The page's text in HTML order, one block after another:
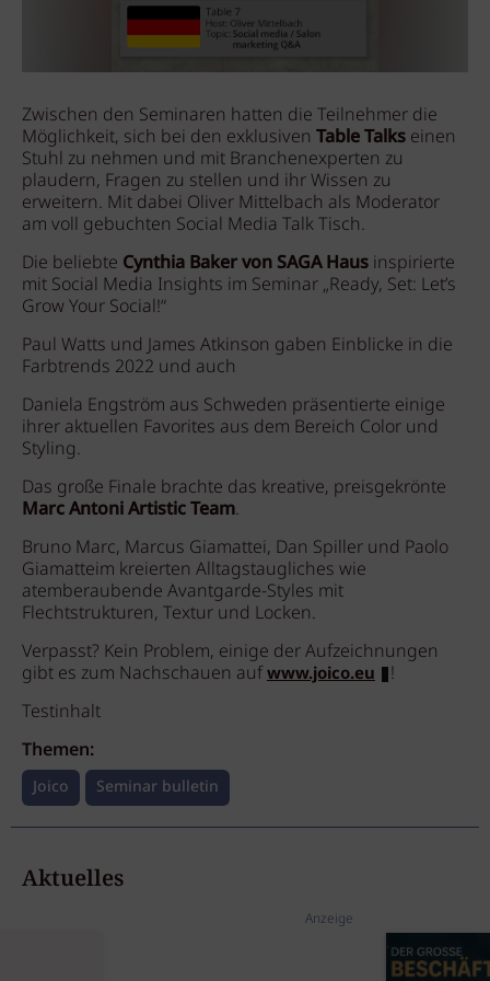
Zwischen den Seminaren hatten die Teilnehmer die
Möglichkeit, sich bei den exklusiven Table Talks einen
Stuhl zu nehmen und mit Branchenexperten zu
plaudern, Fragen zu stellen und ihr Wissen zu
erweitern. Mit dabei Oliver Mittelbach als Moderator
am voll gebuchten Social Media Talk Tisch.
Die beliebte Cynthia Baker von SAGA Haus inspirierte
mit Social Media Insights im Seminar „Ready, Set: Let’s
Grow Your Social!“
Paul Watts und James Atkinson gaben Einblicke in die
Farbtrends 2022 und auch
Daniela Engström aus Schweden präsentierte einige
ihrer aktuellen Favorites aus dem Bereich Color und
Styling.
Das große Finale brachte das kreative, preisgekrönte
Marc Antoni Artistic Team.
Bruno Marc, Marcus Giamattei, Dan Spiller und Paolo
Giamatteim kreierten Alltagstaugliches wie
atemberaubende Avantgarde-Styles mit
Flechtstrukturen, Textur und Locken.
Verpasst? Kein Problem, einige der Aufzeichnungen
gibt es zum Nachschauen aufwww.joico.eu
!
Testinhalt
Themen:
Joico Seminar bulletin
Aktuelles
Anzeige